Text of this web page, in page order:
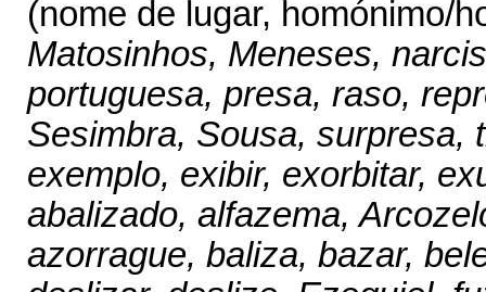
(nome de lugar, homónimo/
Matosinhos, Meneses,
portuguesa, presa, raso,
Sesimbra, Sousa, surpresa,
exemplo, exibir, exorbitar,
abalizado, alfazema,
azorrague, baliza, bazar,